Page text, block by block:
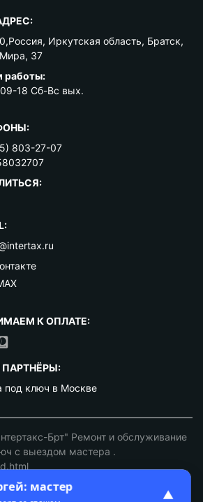
,Россия, Иркутская область, Братск,
37
работы:
18 Сб-Вс вых.
803-27-07
К ОПЛАТЕ:
под ключ в Москве
Брт" Ремонт и обслуживание
с выездом мастера .
РФ. Цены не являются публичной
наших менеджеров!
мастер
▲